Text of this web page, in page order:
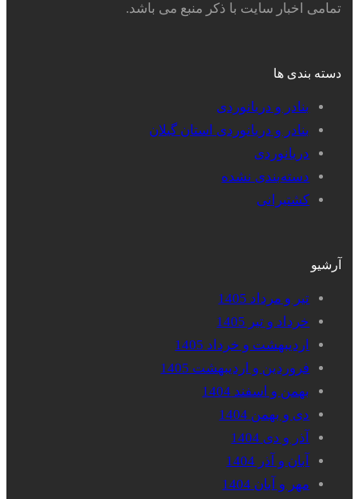
تمامی اخبار سایت با ذکر منبع می باشد.
دسته بندی ها
بنادر و دریانوردی
بنادر و دریانوردی استان گیلان
دریانوردی
دسته‌بندی نشده
کشتیرانی
آرشیو
تیر و مرداد 1405
خرداد و تیر 1405
اردیبهشت و خرداد 1405
فروردین و اردیبهشت 1405
بهمن و اسفند 1404
دی و بهمن 1404
آذر و دی 1404
آبان و آذر 1404
مهر و آبان 1404